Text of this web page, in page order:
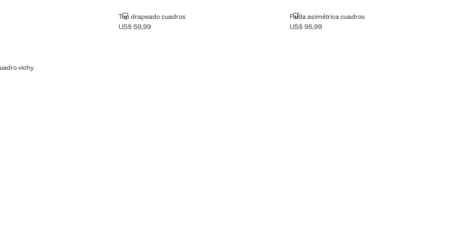
Top drapeado cuadros
TOP DRAPEADO CUADROS
Precio actual [US$ 59,99 ]
US$ 59,99
Falda asimétrica cuadros
FALDA ASIMÉTRICA CUADROS
Precio actual [US$ 95,99 ]
US$ 95,99
vichy
CUADRO VICHY
]